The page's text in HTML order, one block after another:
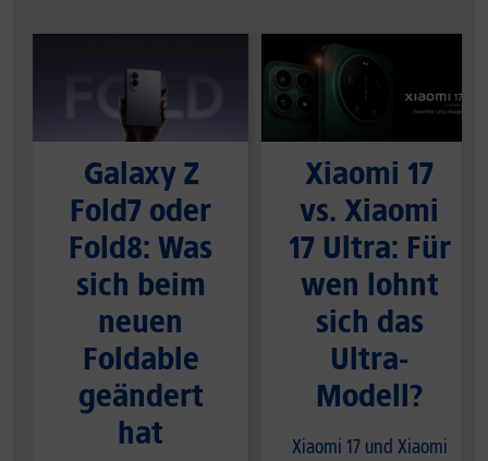
Galaxy Z
Fold7 oder
Fold8: Was
sich beim
neuen
Foldable
geändert
hat
Xiaomi 17
vs. Xiaomi
17 Ultra: Für
wen lohnt
sich das
Ultra-
Modell?
Xiaomi 17 und Xiaomi